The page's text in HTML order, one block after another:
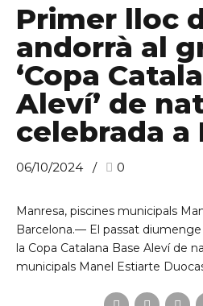
Primer lloc
andorrà al
‘Copa
Aleví’ de
celebrada a
06/10/2024 0
Manresa, piscines municipals
Barcelona.— El passat
la Copa Catalana Base Aleví de
municipals Manel Estiarte